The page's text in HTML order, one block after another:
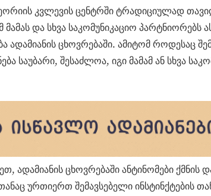
კვლევის ცენტრში ტრადიციულად
და სხვა საკომუნიკაციო პარტნიორებს
ადამიანის ცხოვრებაში. ამიტომ როდესაც
საუბარი, შესაძლოა, იგი მამამ ან სხვა
ადამიანის ცხოვრებაში ანტინომები ქმნის
ურთიერთ შემავსებელი ინსტინქტების